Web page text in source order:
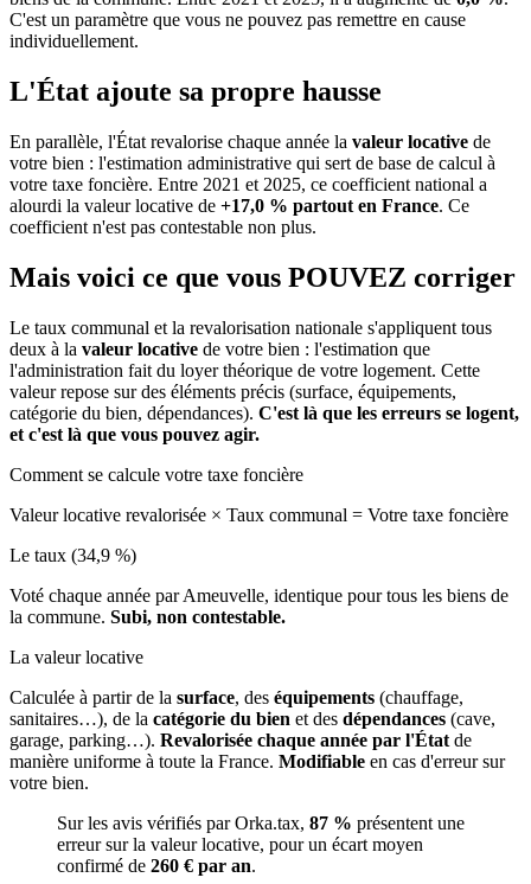
C'est un paramètre que vous ne pouvez pas remettre en cause
individuellement.
L'État ajoute sa propre hausse
En parallèle, l'État revalorise chaque année la valeur locative de
votre bien : l'estimation administrative qui sert de base de calcul à
votre taxe foncière. Entre 2021 et 2025, ce coefficient national a
alourdi la valeur locative de +17,0 % partout en France. Ce
coefficient n'est pas contestable non plus.
Mais voici ce que vous POUVEZ corriger
Le taux communal et la revalorisation nationale s'appliquent tous
deux à la valeur locative de votre bien : l'estimation que
l'administration fait du loyer théorique de votre logement. Cette
valeur repose sur des éléments précis (surface, équipements,
catégorie du bien, dépendances). C'est là que les erreurs se logent,
et c'est là que vous pouvez agir.
Comment se calcule votre taxe foncière
Valeur locative revalorisée × Taux communal = Votre taxe foncière
Le taux (34,9 %)
Voté chaque année par Ameuvelle, identique pour tous les biens de
la commune. Subi, non contestable.
La valeur locative
Calculée à partir de la surface, des équipements (chauffage,
sanitaires…), de la catégorie du bien et des dépendances (cave,
garage, parking…). Revalorisée chaque année par l'État de
manière uniforme à toute la France. Modifiable en cas d'erreur sur
votre bien.
Sur les avis vérifiés par Orka.tax, 87 % présentent une
erreur sur la valeur locative, pour un écart moyen
confirmé de 260 € par an.